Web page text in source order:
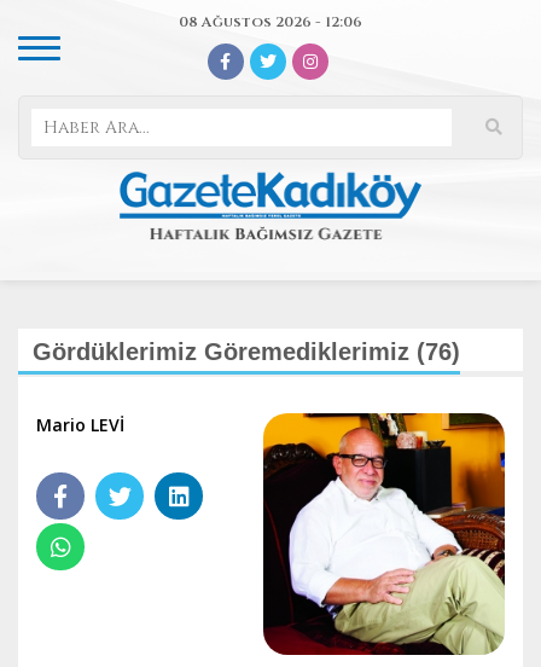
08 Ağustos 2026 - 12:06
Gördüklerimiz Göremediklerimiz (76)
Mario LEVİ